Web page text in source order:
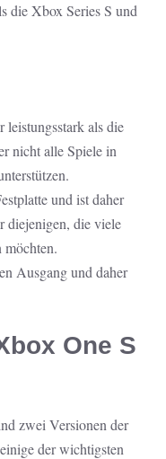
die Xbox Series S und
als die
nicht alle Spiele in
und ist daher
diejenigen, die viele
Ausgang und daher
One S
zwei Versionen der
der wichtigsten